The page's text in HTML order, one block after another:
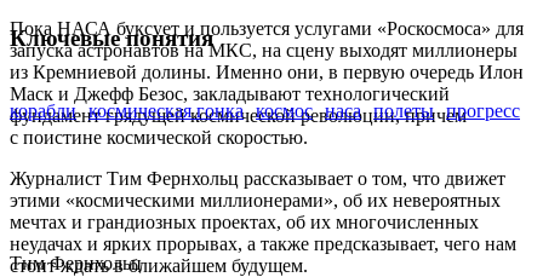
Пока НАСА буксует и пользуется услугами «Роскосмоса» для
запуска астронавтов на МКС, на сцену выходят миллионеры
из Кремниевой долины. Именно они, в первую очередь Илон
Маск и Джефф Безос, закладывают технологический
фундамент грядущей космической революции, причем
с поистине космической скоростью.
Журналист Тим Фернхольц рассказывает о том, что движет
этими «космическими миллионерами», об их невероятных
мечтах и грандиозных проектах, об их многочисленных
неудачах и ярких прорывах, а также предсказывает, чего нам
стоит ждать в ближайшем будущем.
Ключевые понятия
корабли космическая гонка космос наса полеты прогресс
Тим Фернхольц